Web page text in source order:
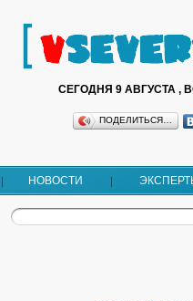
СЕГОДНЯ 9 АВГУСТА ,
ПОДЕЛИТЬСЯ…
НОВОСТИ